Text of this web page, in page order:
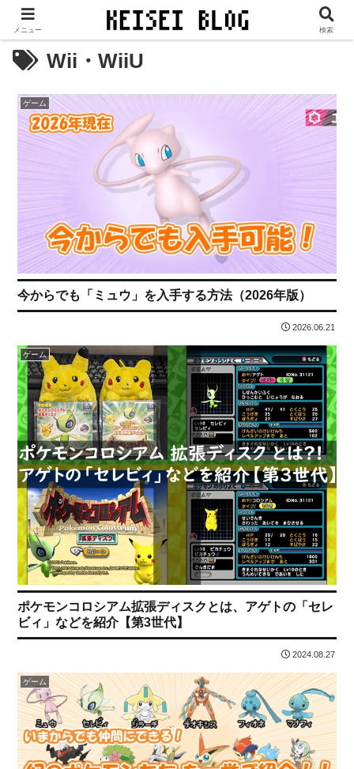
当サイトは、広告／PR等が表示されます。
Wii・WiiU
ゲーム
今からでも「ミュウ」を入手する方法（2026年版）
2026.06.21
ゲーム
ポケモンコロシアム拡張ディスクとは、アゲトの「セレ
ビィ」などを紹介【第3世代】
2024.08.27
ゲーム
メニュー 検索